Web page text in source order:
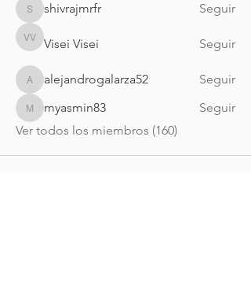
shivrajmrfr
shivrajmrfr Seguir
Visei Visei
Visei Visei Seguir
alejandrogalarza52
alejandrogalarza52 Seguir
myasmin83
myasmin83
Seguir
Ver todos los miembros (160)